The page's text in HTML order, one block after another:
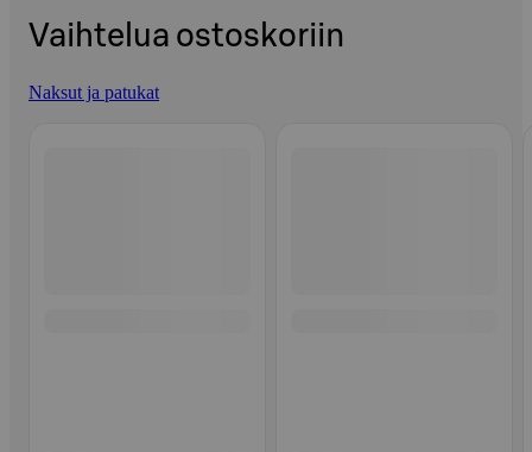
Vaihtelua ostoskoriin
Naksut ja patukat